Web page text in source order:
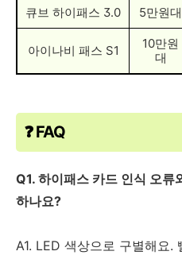
큐브 하이패스 3.0 5만원대
아이나비 패스 S1
10만원
대
❓ FAQ
Q1. 하이패스 카드 인식 오류
하나요?
A1. LED 색상으로 구별해요.